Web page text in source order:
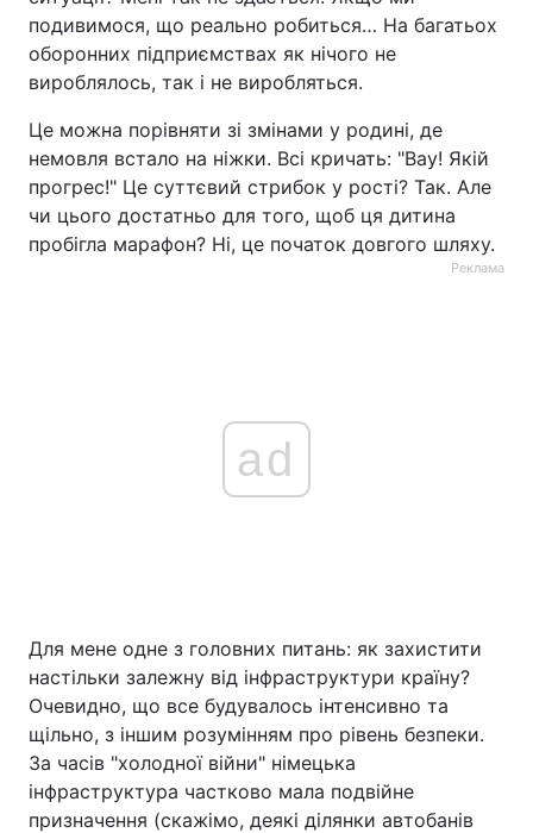
подивимося, що реально робиться… На багатьох
оборонних підприємствах як нічого не
вироблялось, так і не виробляться.
Це можна порівняти зі змінами у родині, де
немовля встало на ніжки. Всі кричать: "Вау! Якій
прогрес!" Це суттєвий стрибок у рості? Так. Але
чи цього достатньо для того, щоб ця дитина
пробігла марафон? Ні, це початок довгого шляху.
Реклама
ad
Для мене одне з головних питань: як захистити
настільки залежну від інфраструктури країну?
Очевидно, що все будувалось інтенсивно та
щільно, з іншим розумінням про рівень безпеки.
За часів "холодної війни" німецька
інфраструктура частково мала подвійне
призначення (скажімо, деякі ділянки автобанів